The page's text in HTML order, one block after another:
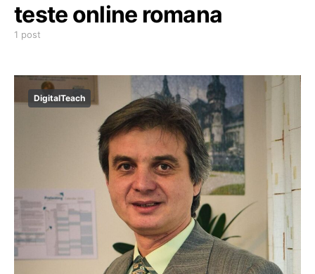
teste online romana
1 post
DigitalTeach